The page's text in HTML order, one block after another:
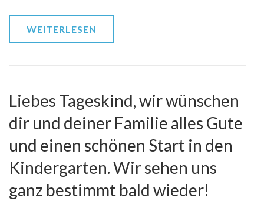
WEITERLESEN
Liebes Tageskind, wir wünschen
dir und deiner Familie alles Gute
und einen schönen Start in den
Kindergarten. Wir sehen uns
ganz bestimmt bald wieder!